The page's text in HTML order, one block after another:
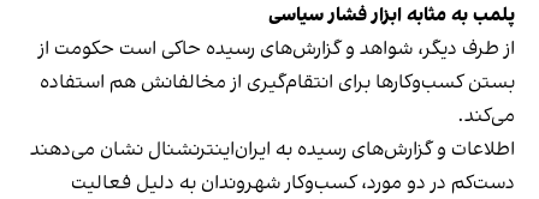
پلمب به مثابه ابزار فشار سیاسی
از طرف دیگر، شواهد و گزارش‌های رسیده حاکی است حکومت از
بستن کسب‌وکارها برای انتقام‌گیری از مخالفانش هم استفاده
می‌کند.
اطلاعات و گزارش‌های رسیده به ایران‌اینترنشنال نشان می‌دهند
دست‌کم در دو مورد، کسب‌وکار شهروندان به دلیل فعالیت